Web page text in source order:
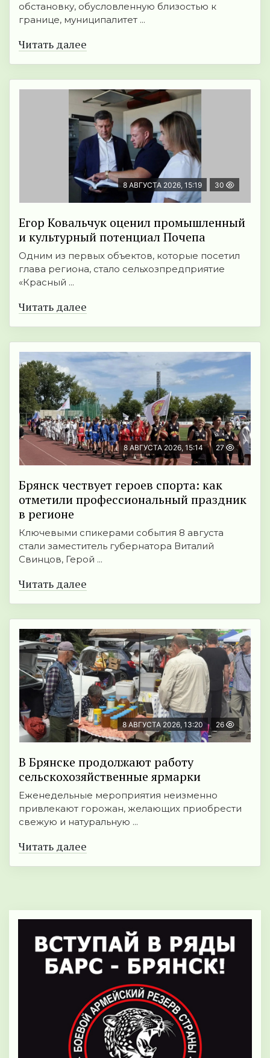
обстановку, обусловленную близостью к
границе, муниципалитет ...
Читать далее
8 АВГУСТА 2026, 15:19 30
Егор Ковальчук оценил промышленный
и культурный потенциал Почепа
Одним из первых объектов, которые посетил
глава региона, стало сельхозпредприятие
«Красный ...
Читать далее
8 АВГУСТА 2026, 15:14 27
Брянск чествует героев спорта: как
отметили профессиональный праздник
в регионе
Ключевыми спикерами события 8 августа
стали заместитель губернатора Виталий
Свинцов, Герой ...
Читать далее
8 АВГУСТА 2026, 13:20 26
В Брянске продолжают работу
сельскохозяйственные ярмарки
Еженедельные мероприятия неизменно
привлекают горожан, желающих приобрести
свежую и натуральную ...
Читать далее